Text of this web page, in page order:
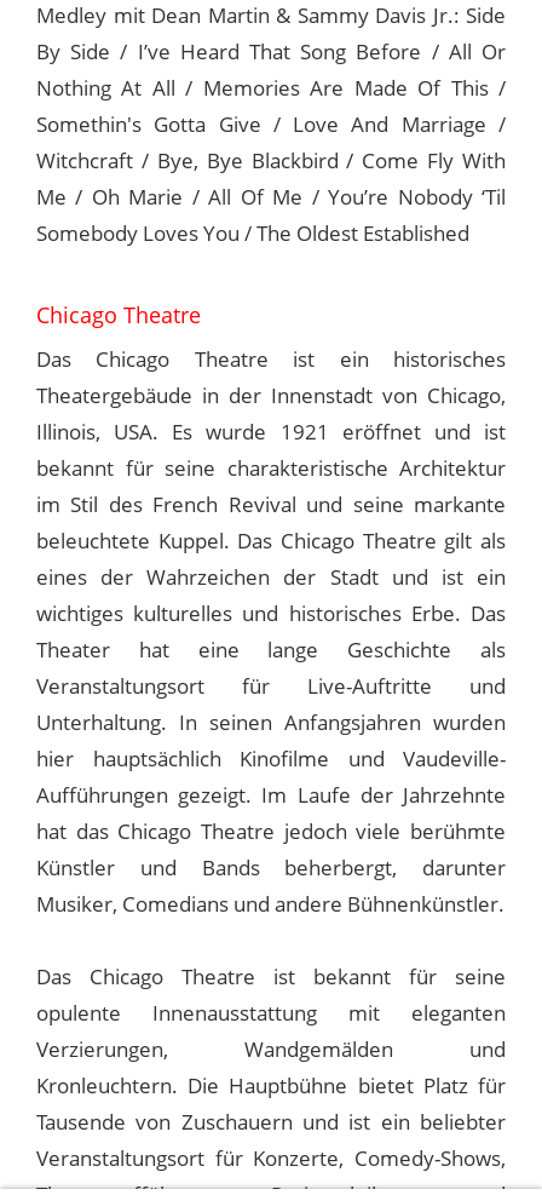
Medley mit Dean Martin & Sammy Davis Jr.: Side
By Side / I’ve Heard That Song Before / All Or
Nothing At All / Memories Are Made Of This /
Somethin's Gotta Give / Love And Marriage /
Witchcraft / Bye, Bye Blackbird / Come Fly With
Me / Oh Marie / All Of Me / You’re Nobody ‘Til
Somebody Loves You / The Oldest Established
Chicago Theatre
Das Chicago Theatre ist ein historisches
Theatergebäude in der Innenstadt von Chicago,
Illinois, USA. Es wurde 1921 eröffnet und ist
bekannt für seine charakteristische Architektur
im Stil des French Revival und seine markante
beleuchtete Kuppel. Das Chicago Theatre gilt als
eines der Wahrzeichen der Stadt und ist ein
wichtiges kulturelles und historisches Erbe. Das
Theater hat eine lange Geschichte als
Veranstaltungsort für Live-Auftritte und
Unterhaltung. In seinen Anfangsjahren wurden
hier hauptsächlich Kinofilme und Vaudeville-
Aufführungen gezeigt. Im Laufe der Jahrzehnte
hat das Chicago Theatre jedoch viele berühmte
Künstler und Bands beherbergt, darunter
Musiker, Comedians und andere Bühnenkünstler.
Das Chicago Theatre ist bekannt für seine
opulente Innenausstattung mit eleganten
Verzierungen, Wandgemälden und
Kronleuchtern. Die Hauptbühne bietet Platz für
Tausende von Zuschauern und ist ein beliebter
Veranstaltungsort für Konzerte, Comedy-Shows,